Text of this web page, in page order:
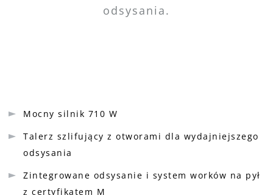
odsysania.
Mocny silnik 710 W
Talerz szlifujący z otworami dla wydajniejszego
odsysania
Zintegrowane odsysanie i system worków na pył
z certyfikatem M